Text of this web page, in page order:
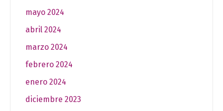
mayo 2024
abril 2024
marzo 2024
febrero 2024
enero 2024
diciembre 2023